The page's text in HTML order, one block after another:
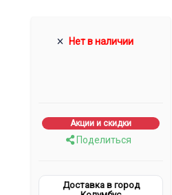
Нет в наличии
Акции и скидки
Поделиться
Доставка в город